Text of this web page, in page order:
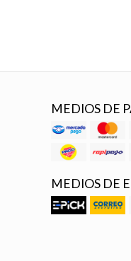
MEDIOS DE
MEDIOS DE